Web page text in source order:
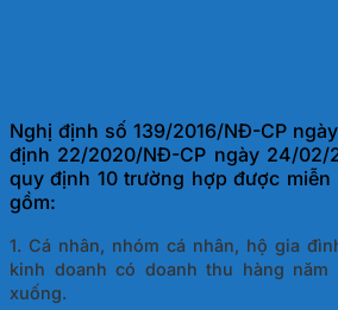
Nghị định số 139/2016/NĐ-CP
định 22/2020/NĐ-CP ngày 24/02/
quy định 10 trường hợp được miễn
gồm:
1. Cá nhân, nhóm cá nhân, hộ gia
kinh doanh có doanh thu hàng
xuống.